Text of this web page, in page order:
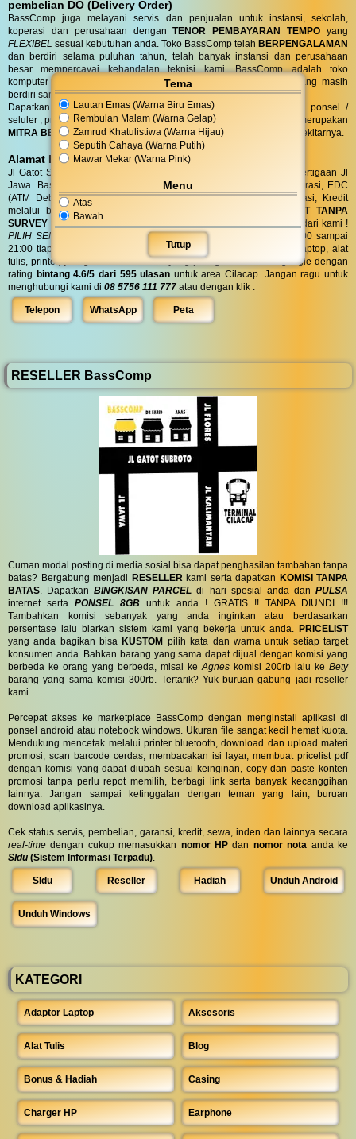
Tema
Lautan Emas (Warna Biru Emas)
Rembulan Malam (Warna Gelap)
Zamrud Khatulistiwa (Warna Hijau)
Seputih Cahaya (Warna Putih)
Mawar Mekar (Warna Pink)
Menu
Atas
Bawah
Tutup
pembelian DO (Delivery Order)
BassComp juga melayani servis dan penjualan untuk instansi, sekolah,
koperasi dan perusahaan denganTENOR PEMBAYARAN TEMPO yang
FLEXIBEL sesuai kebutuhan anda. Toko BassComp telah BERPENGALAMAN
dan berdiri selama puluhan tahun, telah banyak instansi dan perusahaan
besar mempercayai kehandalan teknisi kami. BassComp adalah toko
komputer termurah dan terlengkap serta
asli cilacap yang masih
berdiri sampai saat ini.
Dapatkan penawaran terbaik untuk kebutuhan komputer, laptop, ponsel /
seluler , printer, alat tulis, jaringan dan aksesoris anda. Bass Comp merupakan
MITRA BELANJA dan SERVIS TERPERCAYAwarga Cilacap dan sekitarnya.
Alamat BassComp
Jl Gatot Subroto no 47 Cilacap (100 meter selatan terminal) di pertigaan Jl
Jawa. BassComp melayani pembelian tunai, SIPLAH, BMT / Koperasi, EDC
(ATM Debit dan Kartu Kredit), QRIS, Transfer realtime terintegrasi, Kredit
melalui berbagai leasing.
CEPAT TANPA
SURVEY (RO) ANTI RIBET !DapatkanBONUSaksesories spesial dari kami !
PILIH SENDIRI
Langsung tanpa diundi ! BassComp buka jam 08:00 sampai
21:00 tiap hari. BassComp satu satunya toko komputer, ponsel, laptop, alat
tulis, printer, jaringan dan aksesoris yang paling favorit dicari google dengan
rating bintang 4.6/5 dari 595 ulasan untuk area Cilacap. Jangan ragu untuk
menghubungi kami di 08 5756 111 777 atau dengan klik :
Telepon WhatsApp Peta
RESELLER BassComp
Cuman modal posting di media sosial bisa dapat penghasilan tambahan tanpa
batas? Bergabung menjadi RESELLERkami serta dapatkan KOMISI TANPA
BATAS. DapatkanBINGKISAN PARCEL di hari spesial anda danPULSA
internet serta PONSEL 8GB untuk anda ! GRATIS !! TANPA DIUNDI !!!
Tambahkan komisi sebanyak yang anda inginkan atau berdasarkan
persentase lalu biarkan sistem kami yang bekerja untuk anda. PRICELIST
yang anda bagikan bisaKUSTOM pilih kata dan warna untuk setiap target
konsumen anda. Bahkan barang yang sama dapat dijual dengan komisi yang
berbeda ke orang yang berbeda, misal keAgnes komisi 200rb lalu ke Bety
barang yang sama komisi 300rb. Tertarik? Yuk buruan gabung jadi reseller
kami.
Percepat akses ke marketplace BassComp dengan menginstall aplikasi di
ponsel android atau notebook windows. Ukuran file sangat kecil hemat kuota.
Mendukung mencetak melalui printer bluetooth, download dan upload materi
promosi, scan barcode cerdas, membacakan isi layar, membuat pricelist pdf
dengan komisi yang dapat diubah sesuai keinginan, copy dan paste konten
promosi tanpa perlu repot memilih, berbagi link serta banyak kecanggihan
lainnya. Jangan sampai ketinggalan dengan teman yang lain, buruan
download aplikasinya.
Cek status servis, pembelian, garansi, kredit, sewa, inden dan lainnya secara
real-time dengan cukup memasukkan nomor HP dan nomor nota anda ke
SIdu (Sistem Informasi Terpadu).
SIdu Reseller Hadiah Unduh Android
Unduh Windows
KATEGORI
Adaptor Laptop Aksesoris
Alat Tulis Blog
Bonus & Hadiah Casing
Charger HP Earphone